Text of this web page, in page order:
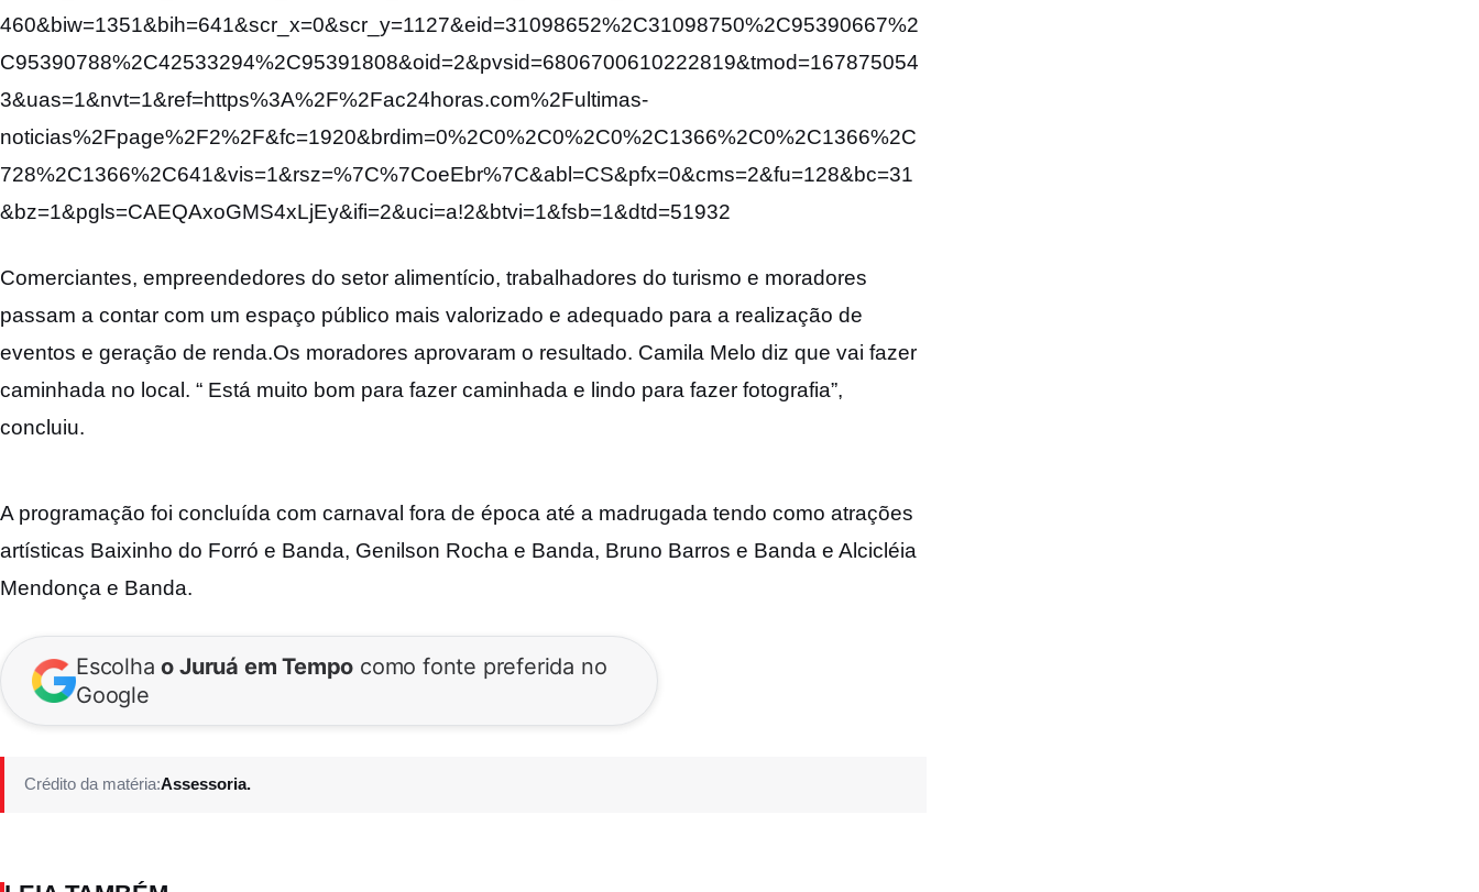
460&biw=1351&bih=641&scr_x=0&scr_y=1127&eid=31098652%2C31098750%2C95390667%2
C95390788%2C42533294%2C95391808&oid=2&pvsid=6806700610222819&tmod=167875054
3&uas=1&nvt=1&ref=https%3A%2F%2Fac24horas.com%2Fultimas-
noticias%2Fpage%2F2%2F&fc=1920&brdim=0%2C0%2C0%2C0%2C1366%2C0%2C1366%2C
728%2C1366%2C641&vis=1&rsz=%7C%7CoeEbr%7C&abl=CS&pfx=0&cms=2&fu=128&bc=31
&bz=1&pgls=CAEQAxoGMS4xLjEy&ifi=2&uci=a!2&btvi=1&fsb=1&dtd=51932
Comerciantes, empreendedores do setor alimentício, trabalhadores do turismo e moradores
passam a contar com um espaço público mais valorizado e adequado para a realização de
eventos e geração de renda.Os moradores aprovaram o resultado. Camila Melo diz que vai fazer
caminhada no local. “ Está muito bom para fazer caminhada e lindo para fazer fotografia”,
concluiu.
A programação foi concluída com carnaval fora de época até a madrugada tendo como atrações
artísticas Baixinho do Forró e Banda, Genilson Rocha e Banda, Bruno Barros e Banda e Alcicléia
Mendonça e Banda.
Escolhao Juruá em Tempo como fonte preferida no
Google
Crédito da matéria:Assessoria.